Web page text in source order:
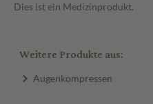
Dies ist ein Medizinprodukt.
Weitere Produkte aus:
Augenkompressen